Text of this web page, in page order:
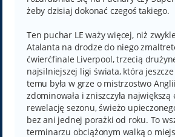
żeby dzisiaj dokonać czegoś takiego.
Ten puchar LE waży więcej, niż
Atalanta na drodze do niego
ćwierćfinale Liverpool, trzecią
najsilniejszej ligi świata, która
temu była w grze o mistrzostwo
zdominowała i zniszczyła największą
rewelację sezonu, świeżo
bez ani jednej porażki od roku. To
terminarzu obciążonym walką o